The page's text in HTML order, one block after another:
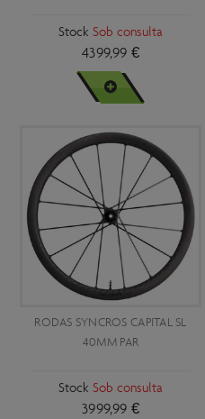
Stock Sob consulta
4399,99 €
VER MAIS
RODAS SYNCROS CAPITAL SL
40MM PAR
Stock Sob consulta
3999,99 €